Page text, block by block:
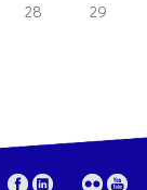
28
29